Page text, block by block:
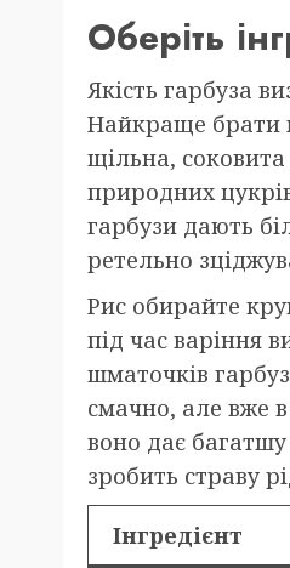
Оберіть
Якість гарбуза
Найкраще брати
щільна,
природних
гарбузи дають
ретельно
Рис обирайте
під час варіння
шматочків
смачно, але вже
воно дає
зробить страву
Інгредієнт